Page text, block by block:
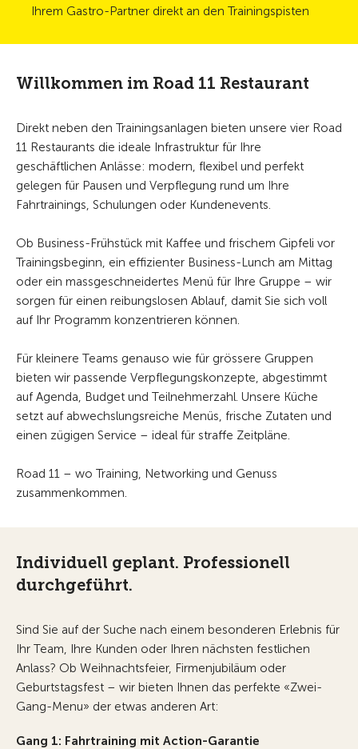
Ihrem Gastro-Partner direkt an den Trainingspisten
Willkommen im Road 11 Restaurant
Direkt neben den Trainingsanlagen bieten unsere vier Road
11 Restaurants die ideale Infrastruktur für Ihre
geschäftlichen Anlässe: modern, flexibel und perfekt
gelegen für Pausen und Verpflegung rund um Ihre
Fahrtrainings, Schulungen oder Kundenevents.
Ob Business-Frühstück mit Kaffee und frischem Gipfeli vor
Trainingsbeginn, ein effizienter Business-Lunch am Mittag
oder ein massgeschneidertes Menü für Ihre Gruppe – wir
sorgen für einen reibungslosen Ablauf, damit Sie sich voll
auf Ihr Programm konzentrieren können.
Für kleinere Teams genauso wie für grössere Gruppen
bieten wir passende Verpflegungskonzepte, abgestimmt
auf Agenda, Budget und Teilnehmerzahl. Unsere Küche
setzt auf abwechslungsreiche Menüs, frische Zutaten und
einen zügigen Service – ideal für straffe Zeitpläne.
Road 11 – wo Training, Networking und Genuss
zusammenkommen.
Individuell geplant. Professionell
durchgeführt.
Sind Sie auf der Suche nach einem besonderen Erlebnis für
Ihr Team, Ihre Kunden oder Ihren nächsten festlichen
Anlass? Ob Weihnachtsfeier, Firmenjubiläum oder
Geburtstagsfest – wir bieten Ihnen das perfekte «Zwei-
Gang-Menu» der etwas anderen Art:
Gang 1: Fahrtraining mit Action-Garantie